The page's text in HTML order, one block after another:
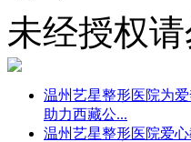
未经授权
温州艺星整形医院为爱
助力西藏公...
温州艺星整形医院爱心